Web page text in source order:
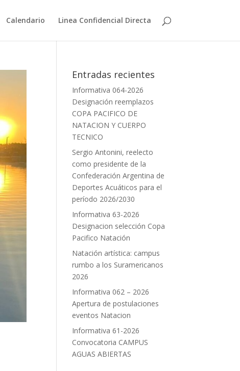
Calendario Linea Confidencial Directa
Entradas recientes
Informativa 064-2026
Designación reemplazos
COPA PACIFICO DE
NATACION Y CUERPO
TECNICO
Sergio Antonini, reelecto
como presidente de la
Confederación Argentina de
Deportes Acuáticos para el
período 2026/2030
Informativa 63-2026
Designacion selección Copa
Pacifico Natación
Natación artística: campus
rumbo a los Suramericanos
2026
Informativa 062 – 2026
Apertura de postulaciones
eventos Natacion
Informativa 61-2026
Convocatoria CAMPUS
AGUAS ABIERTAS